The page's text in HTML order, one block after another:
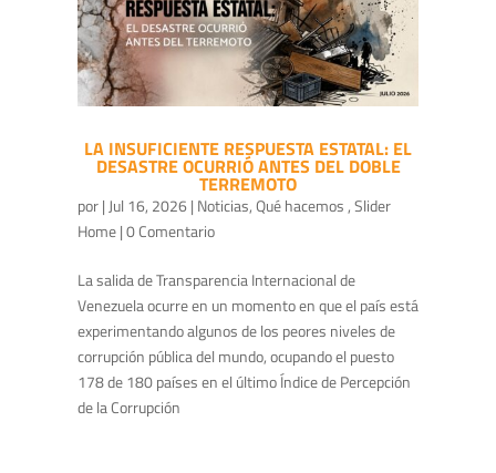
LA INSUFICIENTE RESPUESTA ESTATAL: EL
DESASTRE OCURRIÓ ANTES DEL DOBLE
TERREMOTO
por|Jul 16, 2026| Noticias,Qué hacemos,Slider
Home| 0 Comentario
La salida de Transparencia Internacional de
Venezuela ocurre en un momento en que el país está
experimentando algunos de los peores niveles de
corrupción pública del mundo, ocupando el puesto
178 de 180 países en el último Índice de Percepción
de la Corrupción